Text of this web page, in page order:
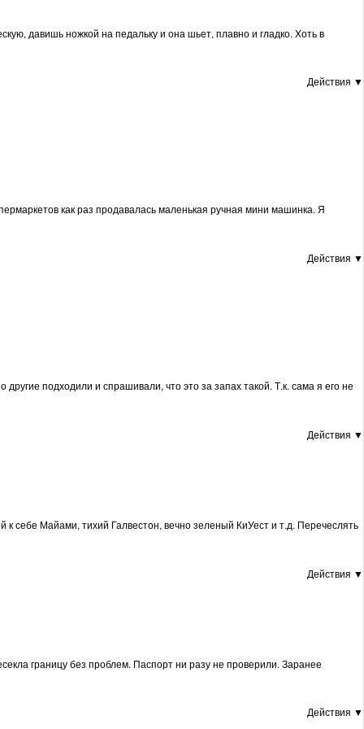
давишь ножкой на педальку и она шьет, плавно и гладко. Хоть в
Действия ▼
как раз продавалась маленькая ручная мини машинка. Я
Действия ▼
подходили и спрашивали, что это за запах такой. Т.к. сама я его не
Действия ▼
себе Майами, тихий Галвестон, вечно зеленый КиУест и т.д. Перечеслять
Действия ▼
границу без проблем. Паспорт ни разу не проверили. Заранее
Действия ▼